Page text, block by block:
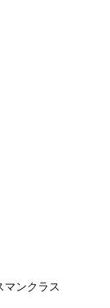
マンクラス